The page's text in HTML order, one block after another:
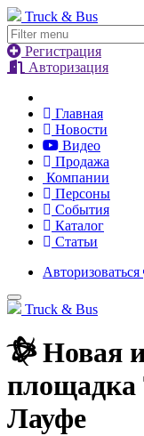
Truck & Bus
Регистрация
Авторизация
Главная
Новости
Видео
Продажа
Компании
Персоны
События
Каталог
Статьи
Авторизоваться
Truck & Bus
Новая
площадка
Лауфе